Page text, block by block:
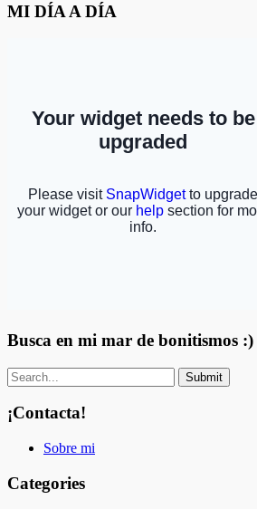
MI DÍA A DÍA
Busca en mi mar de bonitismos :)
¡Contacta!
Sobre mi
Categories